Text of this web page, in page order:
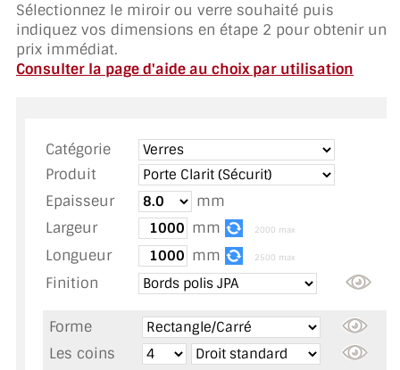
DEMANDE DE DEVIS
SUIVI DE DEVIS
TOUS LES TARIFS AU M2
GUIDE : CHOIX PAR UTILISATION
INSPIRATIONS ET NOUVEAUTÉS
AMBIANCE LAITON BROSSÉ
MIROIR SUR MESURE
Sélectionnez le miroir ou verre souhaité puis
indiquez vos dimensions en étape 2 pour obtenir un
prix immédiat.
Consulter la page d'aide au choix par utilisation
Catégorie
Produit
Epaisseur
mm
Largeur
mm 2000 max
Longueur mm 2500 max
Finition
Forme
Les coins